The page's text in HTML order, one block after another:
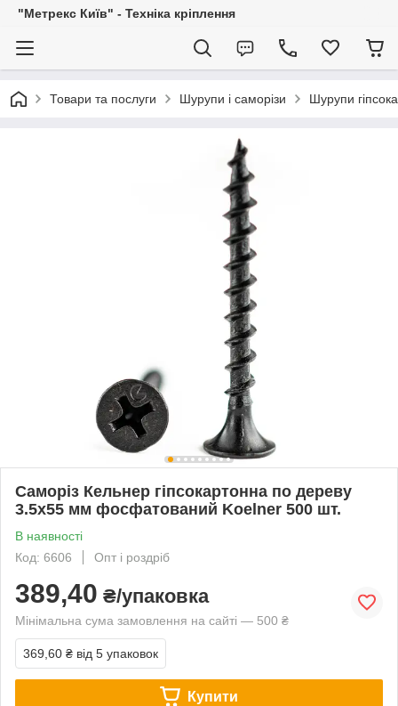
"Метрекс Київ" - Техніка кріплення
Товари та послуги Шурупи і саморізи Шурупи
Саморіз Кельнер гіпсокартонна по дереву
3.5х55 мм фосфатований Koelner 500 шт.
В наявності
Код: 6606
Опт і роздріб
389,40 ₴/упаковка
Мінімальна сума замовлення на сайті — 500 ₴
369,60 ₴ від 5 упаковок
Купити